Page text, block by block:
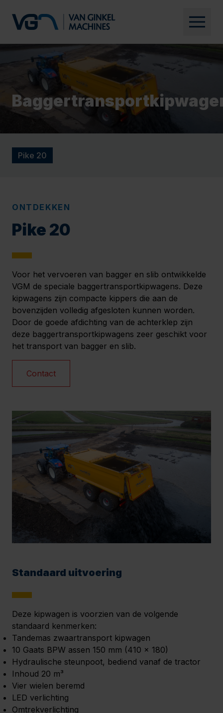
Pike 20
ONTDEKKEN
Pike 20
Voor het vervoeren van bagger en slib ontwikkelde
VGM de speciale baggertransportkipwagens. Deze
kipwagens zijn compacte kippers die aan de
bovenzijden volledig afgesloten kunnen worden.
Door de goede afdichting van de achterklep zijn
deze baggertransportkipwagens zeer geschikt voor
het transport van bagger en slib.
Contact
Standaard uitvoering
Deze kipwagen is voorzien van de volgende
standaard kenmerken:
Tandemas zwaartransport kipwagen
10 Gaats BPW assen 150 mm (410 x 180)
Hydraulische steunpoot, bediend vanaf de tractor
Inhoud 20 m³
Vier wielen beremd
LED verlichting
Omtrekverlichting